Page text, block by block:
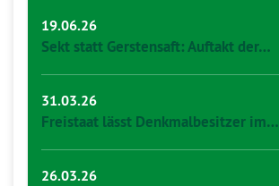
19.06.26
Sekt statt Gerstensaft: Auftakt der…
31.03.26
Freistaat lässt Denkmalbesitzer im…
26.03.26